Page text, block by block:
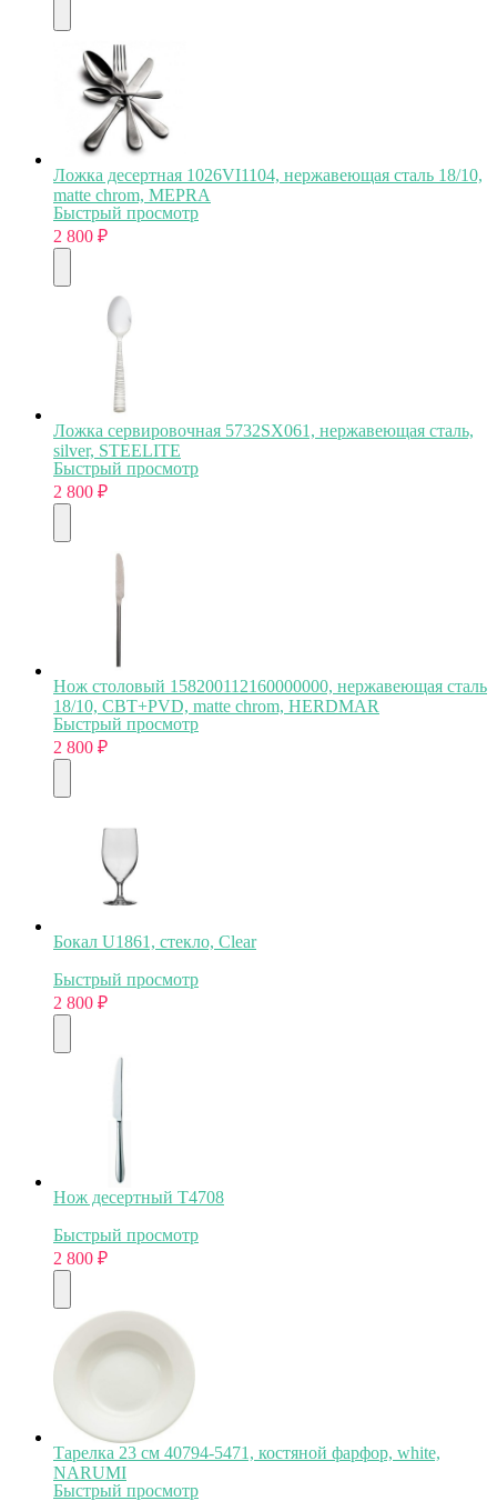
Ложка десертная 1026VI1104, нержавеющая сталь 18/10,
matte chrom, MEPRA
Быстрый просмотр
2 800 ₽
Ложка сервировочная 5732SX061, нержавеющая сталь,
silver, STEELITE
Быстрый просмотр
2 800 ₽
Нож столовый 158200112160000000, нержавеющая сталь
18/10, CBT+PVD, matte chrom, HERDMAR
Быстрый просмотр
2 800 ₽
Бокал U1861, стекло, Clear
Быстрый просмотр
2 800 ₽
Нож десертный T4708
Быстрый просмотр
2 800 ₽
Тарелка 23 см 40794-5471, костяной фарфор, white,
NARUMI
Быстрый просмотр